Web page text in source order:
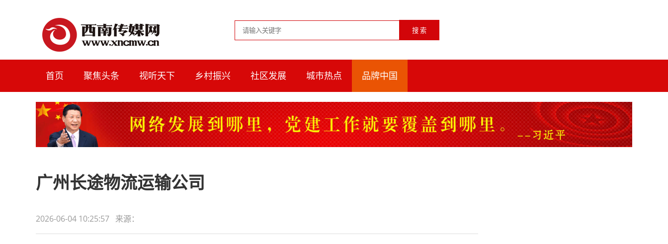
首页 聚焦头条 视听天下 乡村振兴 社区发展 城市热点 品牌中国
广州长途物流运输公司
2026-06-04 10:25:57 来源：